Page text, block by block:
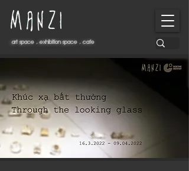
art space . exhibition space . cafe
art space . exhibition space . cafe